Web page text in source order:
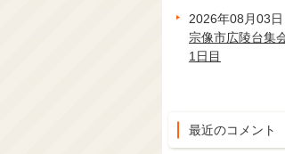
2026年08月03日
宗像市広陵台集
1日目
最近のコメント